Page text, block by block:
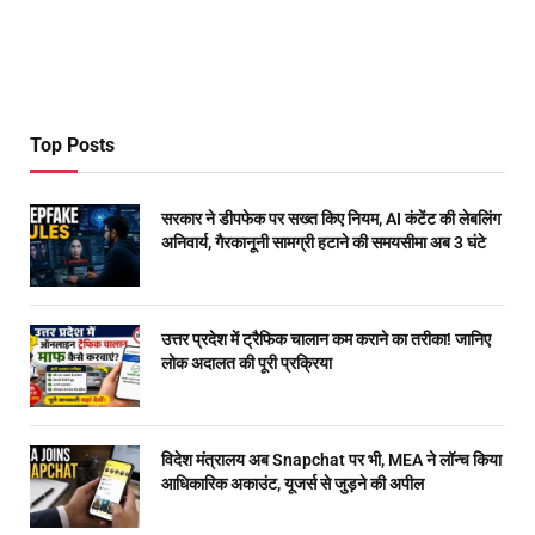
Top Posts
सरकार ने डीपफेक पर सख्त किए नियम, AI कंटेंट की लेबलिंग
अनिवार्य, गैरकानूनी सामग्री हटाने की समयसीमा अब 3 घंटे
उत्तर प्रदेश में ट्रैफिक चालान कम कराने का तरीका! जानिए
लोक अदालत की पूरी प्रक्रिया
विदेश मंत्रालय अब Snapchat पर भी, MEA ने लॉन्च किया
आधिकारिक अकाउंट, यूजर्स से जुड़ने की अपील